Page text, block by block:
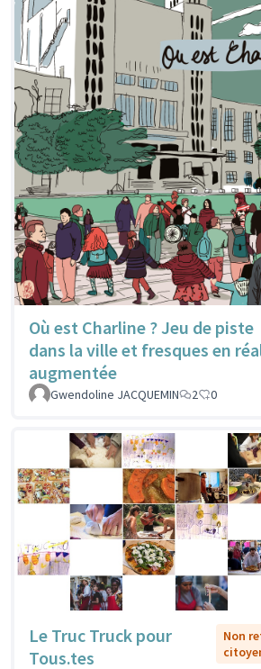
Où est Charline ? Jeu de piste
dans la ville et fresques en
augmentée
Gwendoline JACQUEMIN 2 0
Le Truc Truck pour
Tous.tes
Non